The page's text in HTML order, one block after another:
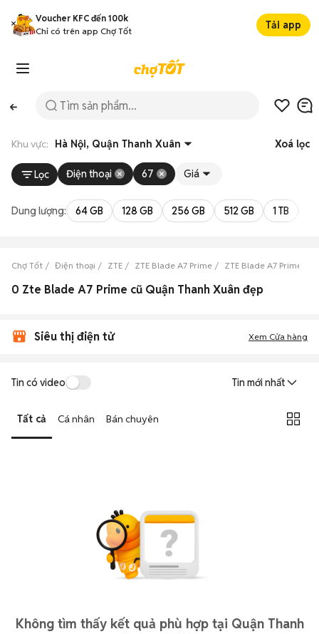
Voucher KFC đến 100k
Chỉ có trên app Chợ Tốt
Tải app
Khu vực: Hà Nội, Quận Thanh Xuân Xoá lọc
Lọc Điện thoại 67 Giá
Dung lượng: 64 GB 128 GB 256 GB 512 GB 1 TB
Chợ Tốt Điện thoại ZTE ZTE Blade A7 Prime ZTE Blade A7 Prime Hà
0 Zte Blade A7 Prime cũ Quận Thanh Xuân đẹp
Siêu thị điện tử Xem Cửa hàng
Tin có video Tin mới nhất
Tất cả Cá nhân Bán chuyên
Không tìm thấy kết quả phù hợp tại Quận Thanh